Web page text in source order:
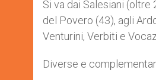
Si va dai Salesiani
del Povero (43), agli
Venturini, Verbiti e
Diverse e